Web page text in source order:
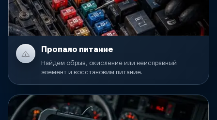
Пропало питание
Найдем обрыв, окисление или неисправный
элемент и восстановим питание.